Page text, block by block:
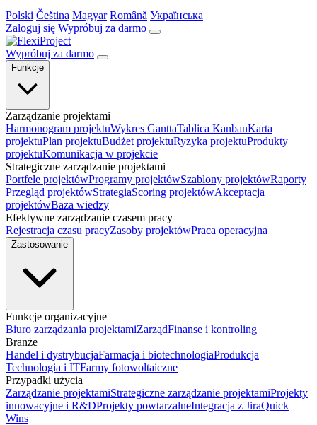
Polski Čeština Magyar Română Українська
Zaloguj się Wypróbuj za darmo
Wypróbuj za darmo
Funkcje
Zarządzanie projektami
Harmonogram projektuWykres GanttaTablica KanbanKarta
projektuPlan projektuBudżet projektuRyzyka projektuProdukty
projektuKomunikacja w projekcie
Strategiczne zarządzanie projektami
Portfele projektówProgramy projektówSzablony projektówRaporty
Przegląd projektówStrategiaScoring projektówAkceptacja
projektówBaza wiedzy
Efektywne zarządzanie czasem pracy
Rejestracja czasu pracyZasoby projektówPraca operacyjna
Zastosowanie
Funkcje organizacyjne
Biuro zarządzania projektamiZarządFinanse i kontroling
Branże
Handel i dystrybucjaFarmacja i biotechnologiaProdukcja
Technologia i ITFarmy fotowoltaiczne
Przypadki użycia
Zarządzanie projektamiStrategiczne zarządzanie projektamiProjekty
innowacyjne i R&DProjekty powtarzalneIntegracja z JiraQuick
Wins